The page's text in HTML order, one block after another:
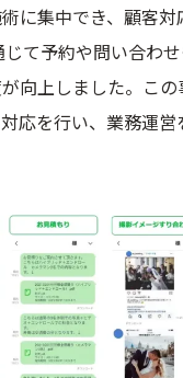
に集中でき、顧客
じて予約や問い合わ
向上しました。こ
応を行い、業務運